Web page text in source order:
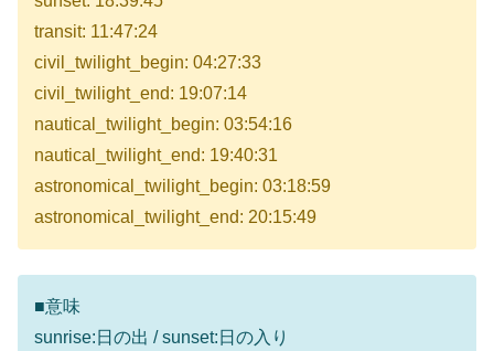
transit: 11:47:24
civil_twilight_begin: 04:27:33
civil_twilight_end: 19:07:14
nautical_twilight_begin: 03:54:16
nautical_twilight_end: 19:40:31
astronomical_twilight_begin: 03:18:59
astronomical_twilight_end: 20:15:49
■意味
sunrise:日の出 / sunset:日の入り